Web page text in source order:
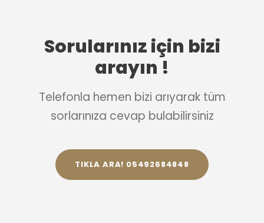
Sorularınız için bizi
arayın !
Telefonla hemen bizi arıyarak tüm
sorlarınıza cevap bulabilirsiniz
TIKLA ARA! 05492684848